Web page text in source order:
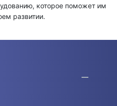
которое поможет им
развитии.